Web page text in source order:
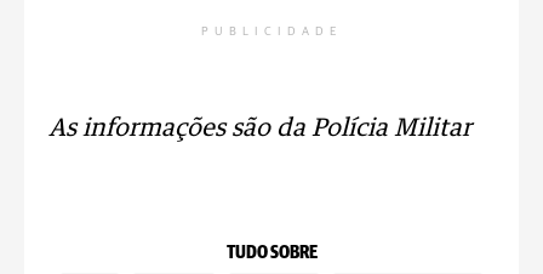
PUBLICIDADE
As informações são da Polícia Militar
TUDO SOBRE